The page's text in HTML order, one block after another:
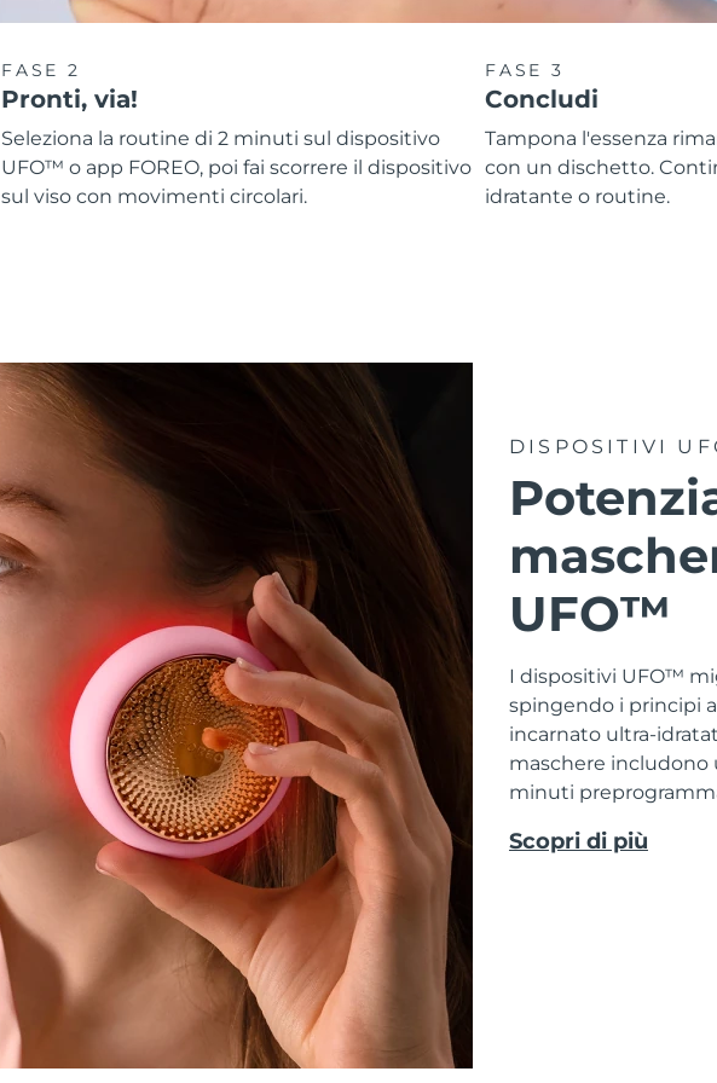
FASE 2
Pronti, via!
Seleziona la routine di 2 minuti sul dispositivo
UFO™ o app FOREO, poi fai scorrere il dispositivo
sul viso con movimenti circolari.
FASE 3
Concludi
Tampona l'essenza
con un dischetto.
idratante o routine.
DISPOSITIVI
UFO™
I dispositivi UFO™
spingendo i principi
incarnato ultra-
maschere includono
minuti
Scopri di più